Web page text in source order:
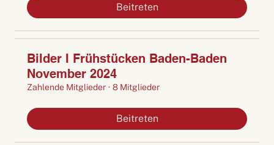
Beitreten
Bilder I Frühstücken Baden-Baden
November 2024
Zahlende Mitglieder · 8 Mitglieder
Beitreten